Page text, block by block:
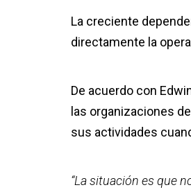
La creciente
directamente la
De acuerdo con
las organizaciones
sus actividades
“La situación es que